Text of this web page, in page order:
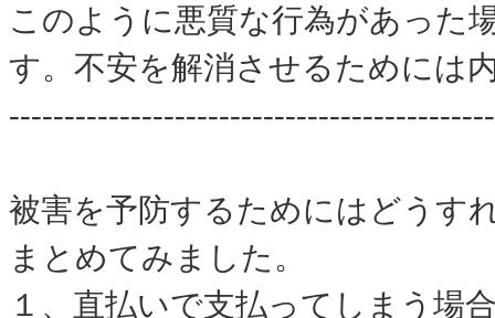
このように悪質な行為があった
す。不安を解消させるためには
被害を予防するためにはどうす
まとめてみました。
１、直払いで支払ってしまう場